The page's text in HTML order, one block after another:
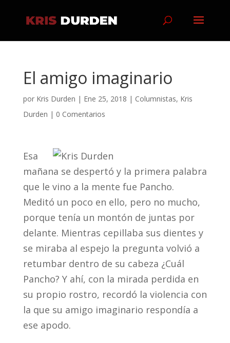
El amigo imaginario
por Kris Durden | Ene 25, 2018 | Columnistas, Kris
Durden | 0 Comentarios
Esa
mañana se despertó y la primera palabra
que le vino a la mente fue Pancho.
Meditó un poco en ello, pero no mucho,
porque tenía un montón de juntas por
delante. Mientras cepillaba sus dientes y
se miraba al espejo la pregunta volvió a
retumbar dentro de su cabeza ¿Cuál
Pancho? Y ahí, con la mirada perdida en
su propio rostro, recordó la violencia con
la que su amigo imaginario respondía a
ese apodo.